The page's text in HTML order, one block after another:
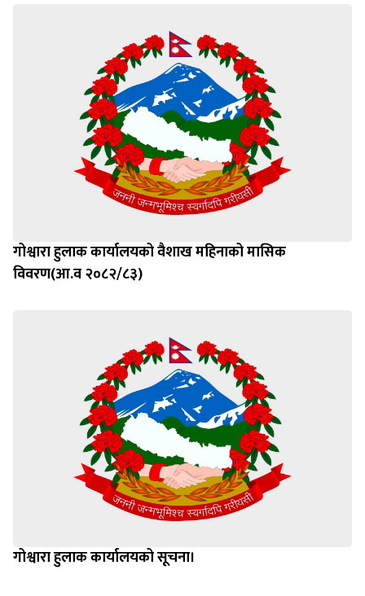
गोश्वारा हुलाक कार्यालयको वैशाख महिनाको मासिक
विवरण(आ.व २०८२/८३)
गोश्वारा हुलाक कार्यालयको सूचना।